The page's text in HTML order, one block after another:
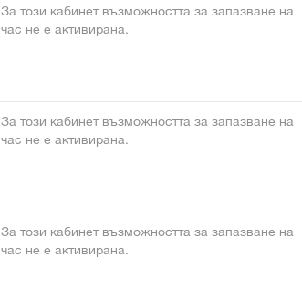
За този кабинет възможността за запазване на
час не е активирана.
За този кабинет възможността за запазване на
час не е активирана.
За този кабинет възможността за запазване на
час не е активирана.